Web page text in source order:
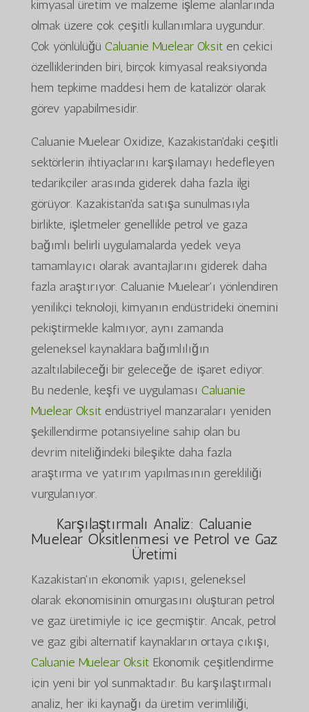
kimyasal üretim ve malzeme işleme alanlarında
olmak üzere çok çeşitli kullanımlara uygundur.
Çok yönlülüğü Caluanie Muelear Oksiten çekici
özelliklerinden biri, birçok kimyasal reaksiyonda
hem tepkime maddesi hem de katalizör olarak
görev yapabilmesidir.
Caluanie Muelear Oxidize, Kazakistan'daki çeşitli
sektörlerin ihtiyaçlarını karşılamayı hedefleyen
tedarikçiler arasında giderek daha fazla ilgi
görüyor. Kazakistan'da satışa sunulmasıyla
birlikte, işletmeler genellikle petrol ve gaza
bağımlı belirli uygulamalarda yedek veya
tamamlayıcı olarak avantajlarını giderek daha
fazla araştırıyor. Caluanie Muelear'ı yönlendiren
yenilikçi teknoloji, kimyanın endüstrideki önemini
pekiştirmekle kalmıyor, aynı zamanda
geleneksel kaynaklara bağımlılığın
azaltılabileceği bir geleceğe de işaret ediyor.
Bu nedenle, keşfi ve uygulaması Caluanie
Muelear Oksitendüstriyel manzaraları yeniden
şekillendirme potansiyeline sahip olan bu
devrim niteliğindeki bileşikte daha fazla
araştırma ve yatırım yapılmasının gerekliliği
vurgulanıyor.
Karşılaştırmalı Analiz: Caluanie
Muelear Oksitlenmesi ve Petrol ve Gaz
Üretimi
Kazakistan'ın ekonomik yapısı, geleneksel
olarak ekonomisinin omurgasını oluşturan petrol
ve gaz üretimiyle iç içe geçmiştir. Ancak, petrol
ve gaz gibi alternatif kaynakların ortaya çıkışı,
Caluanie Muelear OksitEkonomik çeşitlendirme
için yeni bir yol sunmaktadır. Bu karşılaştırmalı
analiz, her iki kaynağı da üretim verimliliği,